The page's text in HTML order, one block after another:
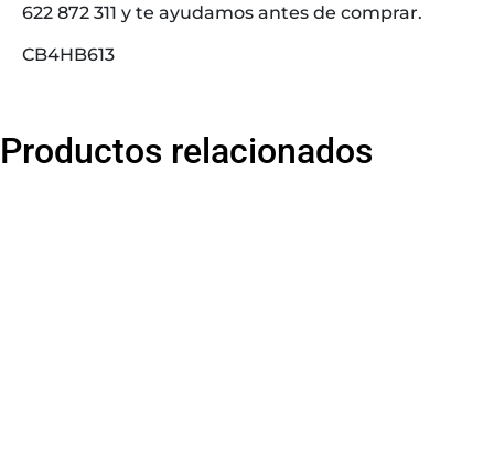
622 872 311 y te ayudamos antes de comprar.
CB4HB613
Productos relacionados